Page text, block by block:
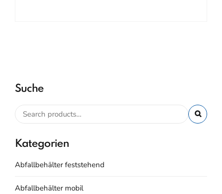
Suche
Kategorien
Abfallbehälter feststehend
Abfallbehälter mobil